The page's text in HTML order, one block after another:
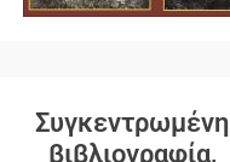
Συγκεντρωμένη
βιβλιογραφία,